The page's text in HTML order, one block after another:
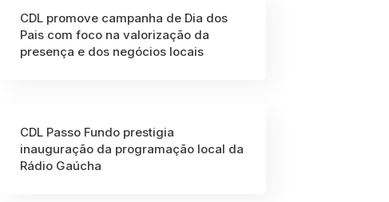
CDL promove campanha de Dia dos
Pais com foco na valorização da
presença e dos negócios locais
CDL Passo Fundo prestigia
inauguração da programação local da
Rádio Gaúcha